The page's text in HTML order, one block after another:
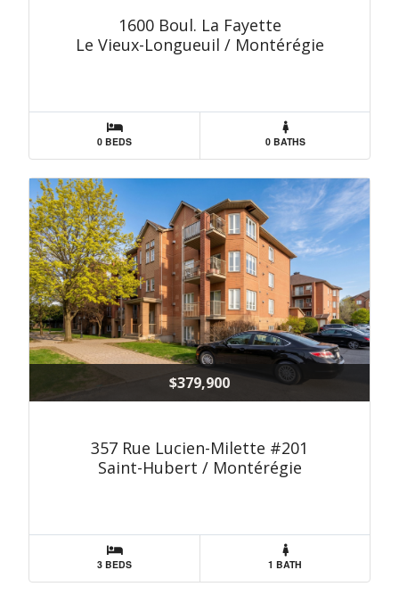
1600 Boul. La Fayette
Le Vieux-Longueuil / Montérégie
0 BEDS 0 BATHS
$379,900
357 Rue Lucien-Milette #201
Saint-Hubert / Montérégie
3 BEDS 1 BATH